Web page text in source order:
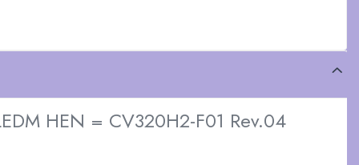
HEN = CV320H2-F01 Rev.04